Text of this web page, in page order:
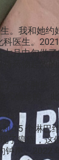
。我和她
医生。
月中旬做
药物起效的
一个肿块
式确诊的
15 个淋
了癌症，
声。2022